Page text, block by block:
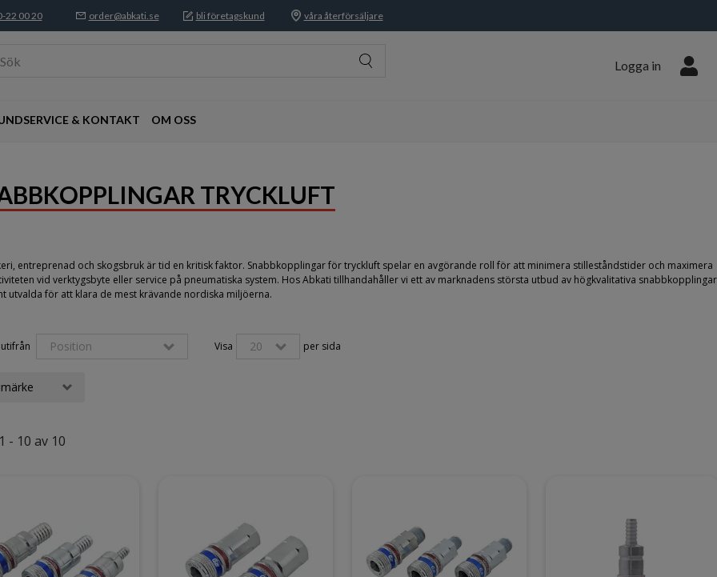
22 00 20 order@abkati.se bli företagskund våra återförsäljare
Sök Logga in
& KONTAKT OM OSS
TRYCKLUFT
entreprenad och skogsbruk är tid en kritisk faktor. Snabbkopplingar för tryckluft spelar en avgörande roll för att minimera stilleståndstider och maximera
vid verktygsbyte eller service på pneumatiska system. Hos Abkati tillhandahåller vi ett av marknadens största utbud av högkvalitativa
utvalda för att klara de mest krävande nordiska miljöerna.
Position Visa 20 per sida
- 10 av 10